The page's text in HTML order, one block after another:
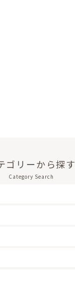
ゴリーから探す
Category Search